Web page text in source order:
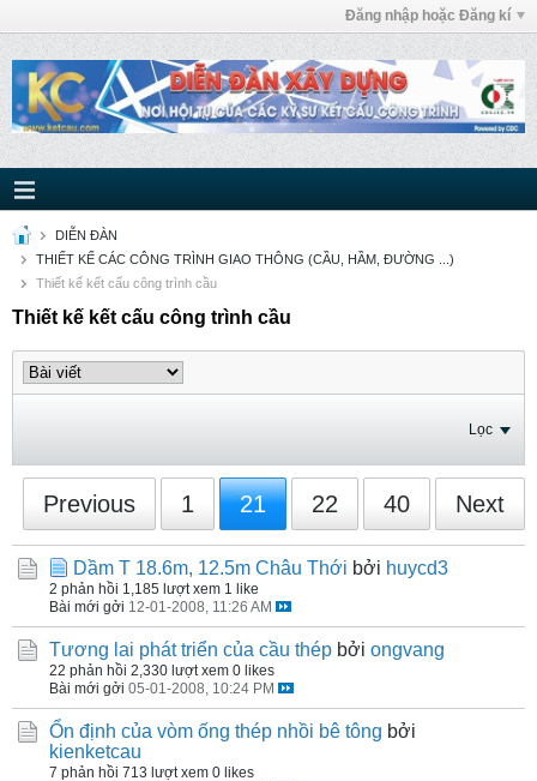
Đăng nhập hoặc Đăng kí
DIỄN ĐÀN
THIẾT KẾ CÁC CÔNG TRÌNH GIAO THÔNG (CẦU, HẦM, ĐƯỜNG ...)
Thiết kế kết cấu công trình cầu
Thiết kế kết cấu công trình cầu
Lọc
Previous 1 21 22 40 Next
Dầm T 18.6m, 12.5m Châu Thới bởi huycd3
2 phản hồi 1,185 lượt xem 1 like
Bài mới gởi 12-01-2008, 11:26 AM
Tương lai phát triển của cầu thép bởi ongvang
22 phản hồi 2,330 lượt xem 0 likes
Bài mới gởi 05-01-2008, 10:24 PM
Ổn định của vòm ống thép nhồi bê tông bởi
kienketcau
7 phản hồi 713 lượt xem 0 likes